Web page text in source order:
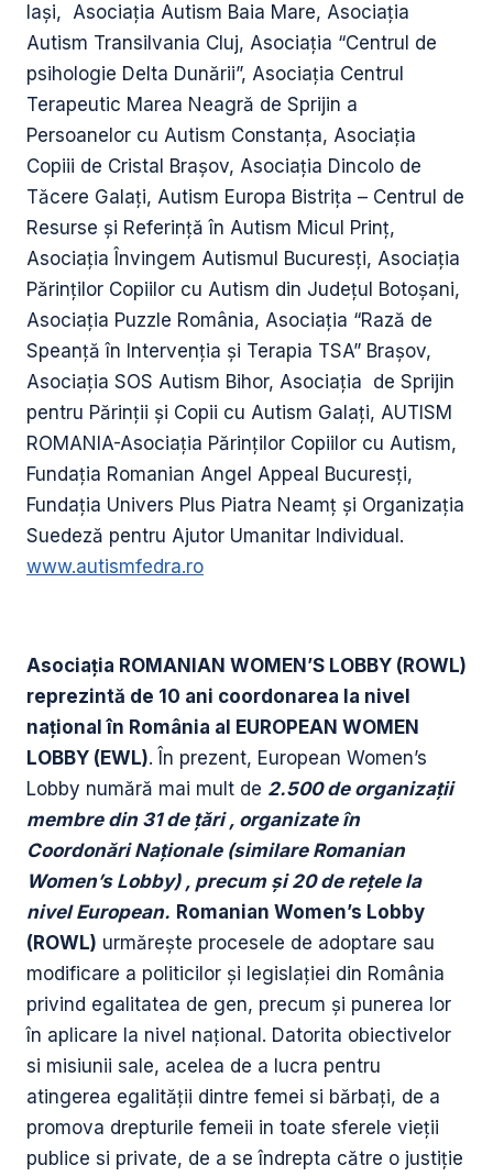
Iaşi, Asociația Autism Baia Mare, Asociația
Autism Transilvania Cluj, Asociația “Centrul de
psihologie Delta Dunării”, Asociația Centrul
Terapeutic Marea Neagră de Sprijin a
Persoanelor cu Autism Constanța, Asociația
Copiii de Cristal Brașov, Asociația Dincolo de
Tăcere Galați, Autism Europa Bistrița – Centrul de
Resurse şi Referinţă în Autism Micul Prinţ,
Asociația Învingem Autismul Bucuresți, Asociația
Părinților Copiilor cu Autism din Județul Botoșani,
Asociația Puzzle România, Asociația “Rază de
Speanță în Intervenția și Terapia TSA” Brașov,
Asociația SOS Autism Bihor, Asociația de Sprijin
pentru Părinții și Copii cu Autism Galați, AUTISM
ROMANIA-Asociația Părinților Copiilor cu Autism,
Fundația Romanian Angel Appeal Bucuresți,
Fundația Univers Plus Piatra Neamț și Organizația
Suedeză pentru Ajutor Umanitar Individual.
www.autismfedra.ro
Asociația ROMANIAN WOMEN’S LOBBY (ROWL)
reprezintă de 10 ani coordonarea la nivel
național în România al EUROPEAN WOMEN
LOBBY (EWL). În prezent, European Women’s
Lobby numără mai mult de 2.500 de organizații
membre din 31 de țări , organizate în
Coordonări Naționale (similare Romanian
Women’s Lobby) , precum și 20 de rețele la
nivel European. Romanian Women’s Lobby
(ROWL) urmărește procesele de adoptare sau
modificare a politicilor și legislației din România
privind egalitatea de gen, precum și punerea lor
în aplicare la nivel național. Datorita obiectivelor
si misiunii sale, acelea de a lucra pentru
atingerea egalității dintre femei si bărbați, de a
promova drepturile femeii in toate sferele vieții
publice si private, de a se îndrepta către o justiție